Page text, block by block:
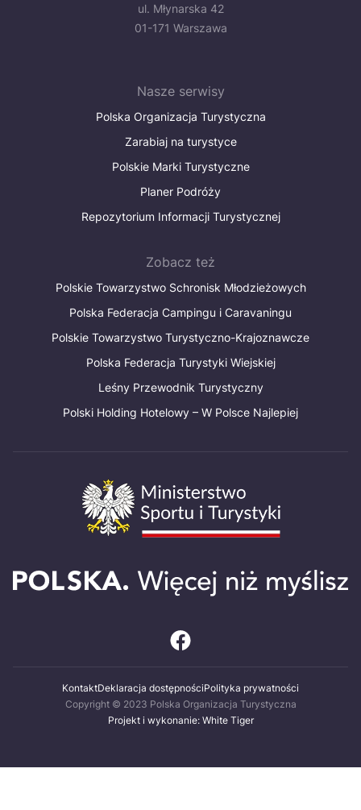
ul. Młynarska 42
01-171 Warszawa
Nasze serwisy
Polska Organizacja Turystyczna
Zarabiaj na turystyce
Polskie Marki Turystyczne
Planer Podróży
Repozytorium Informacji Turystycznej
Zobacz też
Polskie Towarzystwo Schronisk Młodzieżowych
Polska Federacja Campingu i Caravaningu
Polskie Towarzystwo Turystyczno-Krajoznawcze
Polska Federacja Turystyki Wiejskiej
Leśny Przewodnik Turystyczny
Polski Holding Hotelowy – W Polsce Najlepiej
KontaktDeklaracja dostępnościPolityka prywatności
Copyright © 2023 Polska Organizacja Turystyczna
Projekt i wykonanie: White Tiger